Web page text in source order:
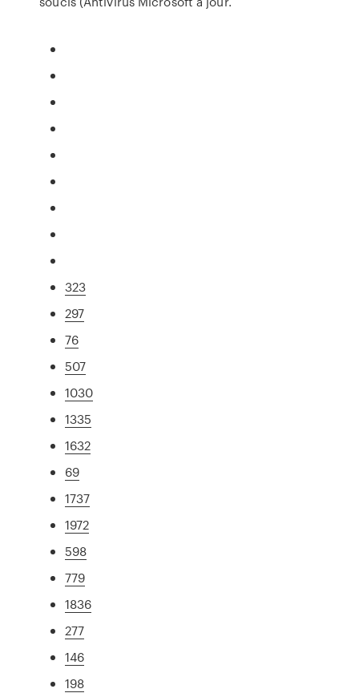
323
297
76
507
1030
1335
1632
69
1737
1972
598
779
1836
277
146
198